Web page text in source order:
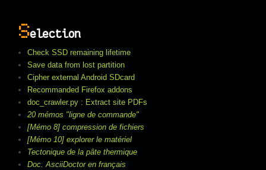
Selection
Check SSD remaining lifetime
Save data from lost partition
Cipher external Android SDcard
Recommanded Firefox addons
doc_crawler.py : Extract site PDFs
20 mémos "ligne de commande"
[Mémo 8] compression de fichiers
[Mémo 10] explorer le matériel
Tectonique de la pâte thermique
Doc. AsciiDoctor en français